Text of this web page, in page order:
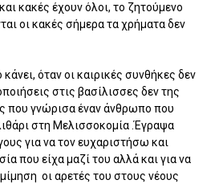
κακές έχουν όλοι, το ζητούμενο
οι κακές σήμερα τα χρήματα δεν
όταν οι καιρικές συνθήκες δεν
στις βασίλισσες δεν της
που γνώρισα έναν άνθρωπο που
στη Μελισσοκομία .Έγραψα
για να τον ευχαριστήσω και
που είχα μαζί του αλλά και για να
οι αρετές του στους νέους